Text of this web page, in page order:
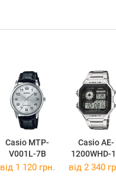
Casio MTP-
V001L-7B
Casio AE-
1200WHD-
від 1 120 грн. від 2 340